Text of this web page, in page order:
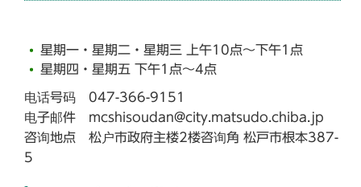
星期一・星期二・星期三 上午10点～下午1点
星期四・星期五 下午1点～4点
电话号码 047-366-9151
电子邮件 mcshisoudan@city.matsudo.chiba.jp
咨询地点 松户市政府主楼2楼咨询角 松戸市根本387-
5